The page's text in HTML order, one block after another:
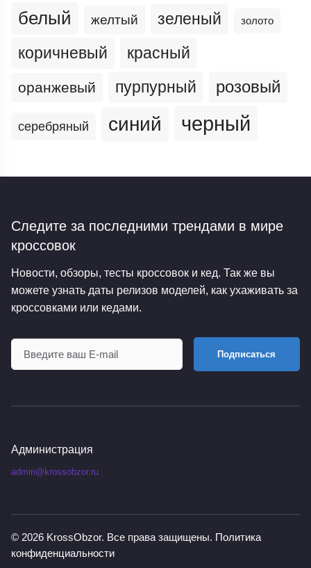
белый желтый зеленый золото
коричневый красный
оранжевый пурпурный розовый
серебряный синий черный
Следите за последними трендами в мире
кроссовок
Новости, обзоры, тесты кроссовок и кед. Так же вы
можете узнать даты релизов моделей, как ухаживать за
кроссовками или кедами.
Подписаться
Администрация
admin@krossobzor.ru
© 2026 KrossObzor. Все права защищены. Политика
конфиденциальности